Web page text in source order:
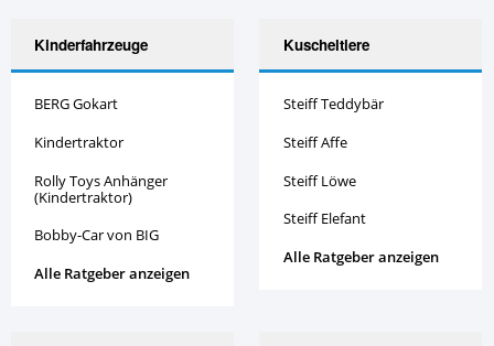
Kinderfahrzeuge
BERG Gokart
Kindertraktor
Rolly Toys Anhänger
(Kindertraktor)
Bobby-Car von BIG
Alle Ratgeber anzeigen
Kuscheltiere
Steiff Teddybär
Steiff Affe
Steiff Löwe
Steiff Elefant
Alle Ratgeber anzeigen